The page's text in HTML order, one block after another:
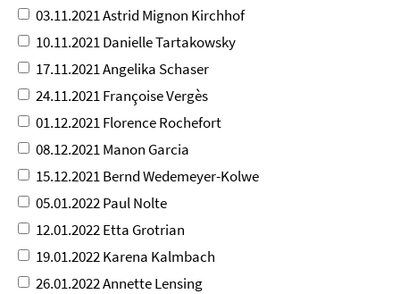
03.11.2021 Astrid Mignon Kirchhof
10.11.2021 Danielle Tartakowsky
17.11.2021 Angelika Schaser
24.11.2021 Françoise Vergès
01.12.2021 Florence Rochefort
08.12.2021 Manon Garcia
15.12.2021 Bernd Wedemeyer-Kolwe
05.01.2022 Paul Nolte
12.01.2022 Etta Grotrian
19.01.2022 Karena Kalmbach
26.01.2022 Annette Lensing